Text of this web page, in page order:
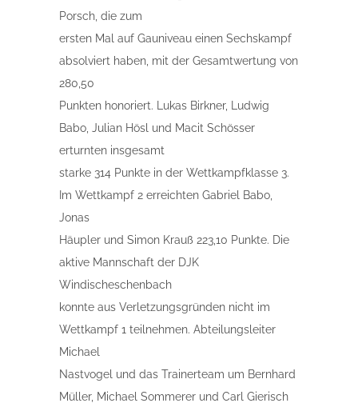
Porsch, die zum
ersten Mal auf Gauniveau einen Sechskampf
absolviert haben, mit der Gesamtwertung von
280,50
Punkten honoriert. Lukas Birkner, Ludwig
Babo, Julian Hösl und Macit Schösser
erturnten insgesamt
starke 314 Punkte in der Wettkampfklasse 3.
Im Wettkampf 2 erreichten Gabriel Babo,
Jonas
Häupler und Simon Krauß 223,10 Punkte. Die
aktive Mannschaft der DJK
Windischeschenbach
konnte aus Verletzungsgründen nicht im
Wettkampf 1 teilnehmen. Abteilungsleiter
Michael
Nastvogel und das Trainerteam um Bernhard
Müller, Michael Sommerer und Carl Gierisch